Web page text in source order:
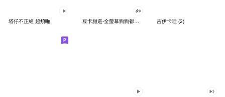
塔仔不正經 超煩啪 吉伊卡哇 (2)